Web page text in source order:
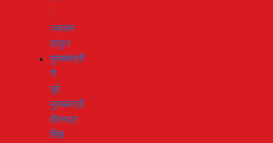
:
जयराम
ठाकुर
मुख्यमंत्री
ने
पूर्व
मुख्यमंत्री
वीरभद्र
सिंह